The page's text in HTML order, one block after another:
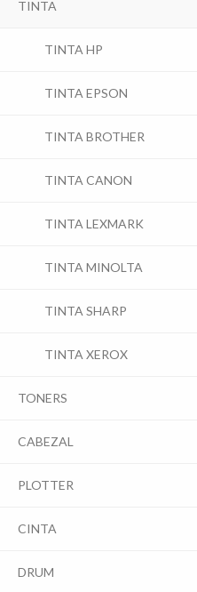
TINTA
TINTA HP
TINTA EPSON
TINTA BROTHER
TINTA CANON
TINTA LEXMARK
TINTA MINOLTA
TINTA SHARP
TINTA XEROX
TONERS
CABEZAL
PLOTTER
CINTA
DRUM